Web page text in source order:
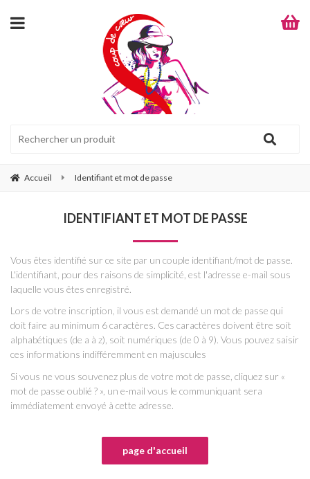
Accueil Identifiant et mot de passe
IDENTIFIANT ET MOT DE PASSE
Vous êtes identifié sur ce site par un couple identifiant/mot de passe.
L'identifiant, pour des raisons de simplicité, est l'adresse e-mail sous
laquelle vous êtes enregistré.
Lors de votre inscription, il vous est demandé un mot de passe qui
doit faire au minimum 6 caractères. Ces caractères doivent être soit
alphabétiques (de a à z), soit numériques (de 0 à 9). Vous pouvez saisir
ces informations indifféremment en majuscules
Si vous ne vous souvenez plus de votre mot de passe, cliquez sur «
mot de passe oublié ? », un e-mail vous le communiquant sera
immédiatement envoyé à cette adresse.